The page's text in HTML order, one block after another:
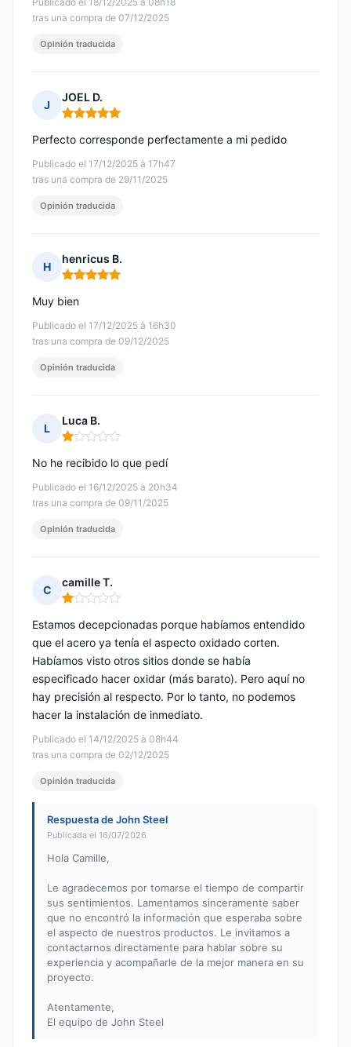
tras una compra de 07/12/2025
Opinión traducida
J
JOEL D.
Nota: 5 de 5
Publicado el 17/12/2025 à 17h47
tras una compra de 29/11/2025
Perfecto corresponde perfectamente a mi pedido
Opinión traducida
H
henricus B.
Nota: 5 de 5
Publicado el 17/12/2025 à 16h30
tras una compra de 09/12/2025
Muy bien
Opinión traducida
L
Luca B.
Nota: 1 de 5
Publicado el 16/12/2025 à 20h34
tras una compra de 09/11/2025
No he recibido lo que pedí
Opinión traducida
C
camille T.
Nota: 1 de 5
Publicado el 14/12/2025 à 08h44
tras una compra de 02/12/2025
Estamos decepcionadas porque habíamos entendido
que el acero ya tenía el aspecto oxidado corten.
Habíamos visto otros sitios donde se había
especificado hacer oxidar (más barato). Pero aquí no
hay precisión al respecto. Por lo tanto, no podemos
hacer la instalación de inmediato.
Opinión traducida
Respuesta de John Steel
Publicada el 16/07/2026
Hola Camille,
Le agradecemos por tomarse el tiempo de compartir
sus sentimientos. Lamentamos sinceramente saber
que no encontró la información que esperaba sobre
el aspecto de nuestros productos. Le invitamos a
contactarnos directamente para hablar sobre su
experiencia y acompañarle de la mejor manera en su
proyecto.
Atentamente,
El equipo de John Steel